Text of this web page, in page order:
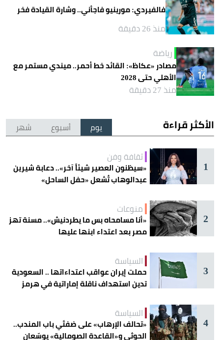
فالفيردي: مورينيو فاجأني.. وشارة القيادة فخر
منذ 26 دقيقة
رياضة
مصادر «عكاظ»: القائد خط أحمر.. ميندي مستمر مع
الأهلي حتى 2028
منذ 27 دقيقة
الأكثر قراءة يوم أسبوع شهر
1
ثقافة وفن
«سيظنون العصير شيئاً آخر».. دعابة شيرين
عبدالوهاب تُشعل «حفل الساحل»
2
منوعات
«أنا مسامحاه بس ما يطردنيش».. مسنة تهز
مصر بعد اعتداء ابنها عليها
3
السياسة
حملت إيران عواقب اعتداءاتها .. السعودية
تدين استهداف ناقلة إماراتية في هرمز
4
السياسة
«تحالف الإرهاب» على ضفتَي باب المندب..
الحوثي و«القاعدة الصومالية» يوسّعان